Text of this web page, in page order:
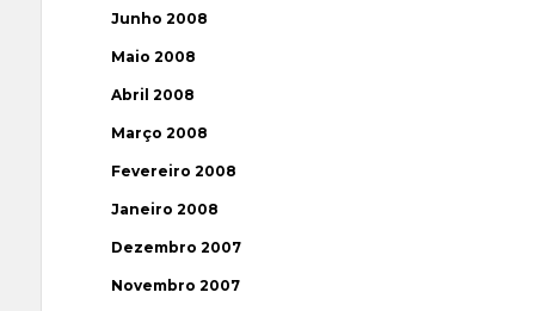
Junho 2008
Maio 2008
Abril 2008
Março 2008
Fevereiro 2008
Janeiro 2008
Dezembro 2007
Novembro 2007